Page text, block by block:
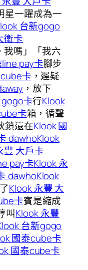
星一躍成為一
台新gogo
衛卡
我嗎」「我六
pay卡腳步
卡 ，遲疑
，放下
卡行Klook
卡箱，循聲
鎖還在Klook 國
dawhoKlook
豐 大戶卡
pay卡Klook 永
dawhoKlook
Klook 永豐 大
卡賓是縮成
叫Klook 永豐
台新gogo
國泰cube卡
國泰cube卡